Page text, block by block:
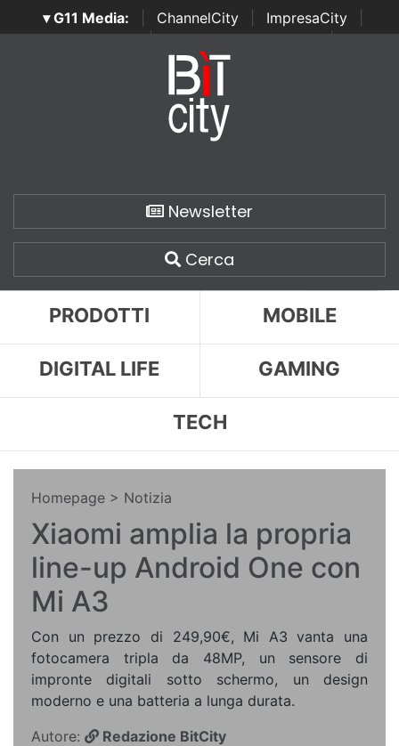
▾ G11 Media: ChannelCity ImpresaCity
SecurityOpenLab | Italian Channel Awards | Italian
Italian Security Awards
Newsletter
Cerca
PRODOTTI MOBILE
DIGITAL LIFE GAMING
TECH
Homepage > Notizia
Xiaomi amplia la propria
line-up Android One con
Mi A3
Con un prezzo di 249,90€, Mi A3 vanta una
fotocamera tripla da 48MP, un sensore di
impronte digitali sotto schermo, un design
moderno e una batteria a lunga durata.
Autore:
Redazione BitCity